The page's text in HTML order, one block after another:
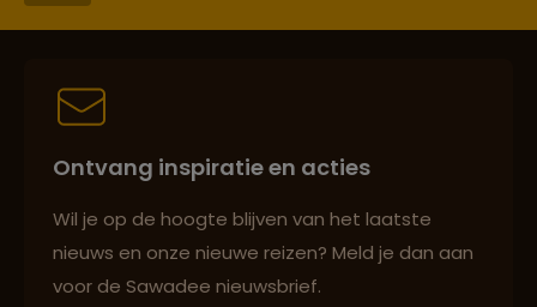
Persoonlijk en deskundig reisadvies
Ontvang inspiratie en acties
Wil je op de hoogte blijven van het laatste
nieuws en onze nieuwe reizen? Meld je dan aan
voor de Sawadee nieuwsbrief.